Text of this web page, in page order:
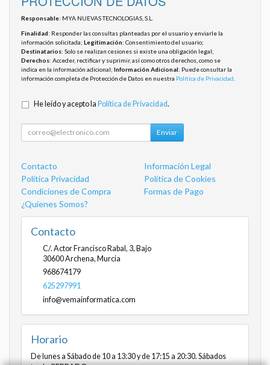
Responsable: MYA NUEVAS TECNOLOGIAS, S.L.
Finalidad: Responder las consultas planteadas por el usuario y enviarle la
información solicitada; Legitimación: Consentimiento del usuario;
Destinatarios: Solo se realizan cesiones si existe una obligación legal;
Derechos: Acceder, rectificar y suprimir, así como otros derechos, como se
indica en la información adicional; Información Adicional: Puede consultar la
información completa de Protección de Datos en nuestra Política de Privacidad
He leído y acepto la Política de Privacidad.
Enviar
Contacto
Información Legal
Política Privacidad
Política de Cookies
Condiciones de Compra
Formas de Pago
¿Quienes Somos?
Contacto
C/. Actor Francisco Rabal, 3, Bajo
30600Archena, Murcia
968674179
625297991
info@vemainformatica.com
Horario
De lunes a Sábado de 10 a 13:30 y de 17:15 a 20:30. Sábados